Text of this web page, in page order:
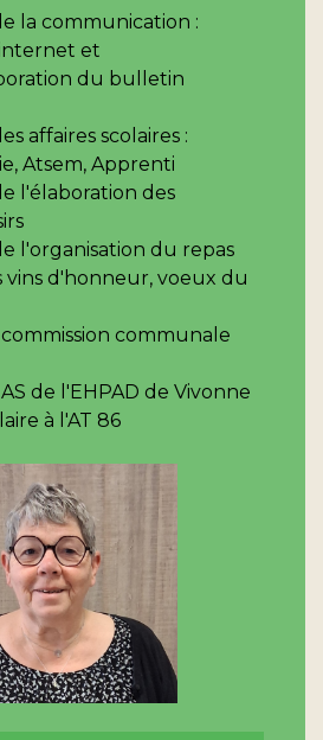
la communication :
et
du bulletin
affaires scolaires :
Atsem, Apprenti
l'élaboration des
l'organisation du repas
vins d'honneur, voeux du
communale
de l'EHPAD de Vivonne
à l'AT 86